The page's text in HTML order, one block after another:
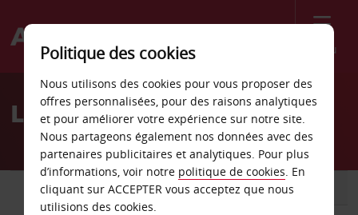
Menu
Welcome
AvisLocation de voiture Bari
VOITURE UTILITAIRE
Politique des cookies
Nous utilisons des cookies pour vous proposer des
offres personnalisées, pour des raisons analytiques
et pour améliorer votre expérience sur notre site.
Nous partageons également nos données avec des
partenaires publicitaires et analytiques. Pour plus
d’informations, voir notre politique de cookies. En
cliquant sur ACCEPTER vous acceptez que nous
utilisions des cookies.